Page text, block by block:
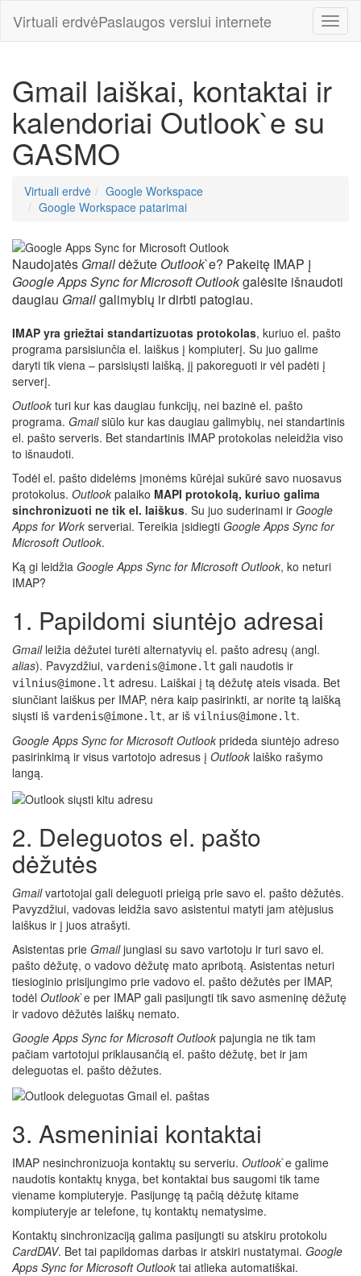
Virtuali erdvėPaslaugos verslui internete Meniu
Gmail laiškai, kontaktai ir
kalendoriai Outlook`e su
GASMO
Virtuali erdvė
Google Workspace
Google Workspace patarimai
Naudojatės Gmaildėžute Outlook`e? Pakeitę IMAP į
Google Apps Sync for Microsoft Outlookgalėsite išnaudoti
daugiau Gmailgalimybių ir dirbti patogiau.
IMAP yra griežtai standartizuotas protokolas, kuriuo el. pašto
programa parsisiunčia el. laiškus į kompiuterį. Su juo galime
daryti tik viena – parsisiųsti laišką, jį pakoreguoti ir vėl padėti į
serverį.
Outlook turi kur kas daugiau funkcijų, nei bazinė el. pašto
programa. Gmailsiūlo kur kas daugiau galimybių, nei standartinis
el. pašto serveris. Bet standartinis IMAP protokolas neleidžia viso
to išnaudoti.
Todėl el. pašto didelėms įmonėms kūrėjai sukūrė savo nuosavus
protokolus. Outlook palaiko MAPI protokolą, kuriuo galima
sinchronizuoti ne tik el. laiškus. Su juo suderinami ir Google
Apps for Work serveriai. Tereikia įsidiegti Google Apps Sync for
Microsoft Outlook.
Ką gi leidžia Google Apps Sync for Microsoft Outlook, ko neturi
IMAP?
1. Papildomi siuntėjo adresai
Gmailleižia dėžutei turėti alternatyvių el. pašto adresų (angl.
alias). Pavyzdžiui, vardenis@imone.lt gali naudotis ir
vilnius@imone.lt adresu. Laiškai į tą dėžutę ateis visada. Bet
siunčiant laiškus per IMAP, nėra kaip pasirinkti, ar norite tą laišką
siųsti iš vardenis@imone.lt, ar iš vilnius@imone.lt.
Google Apps Sync for Microsoft Outlook prideda siuntėjo adreso
pasirinkimą ir visus vartotojo adresus į Outlook laiško rašymo
langą.
2. Deleguotos el. pašto
dėžutės
Gmailvartotojai gali deleguoti prieigą prie savo el. pašto dėžutės.
Pavyzdžiui, vadovas leidžia savo asistentui matyti jam atėjusius
laiškus ir į juos atrašyti.
Asistentas prie Gmailjungiasi su savo vartotoju ir turi savo el.
pašto dėžutę, o vadovo dėžutę mato apribotą. Asistentas neturi
tiesioginio prisijungimo prie vadovo el. pašto dėžutės per IMAP,
todėl Outlook`e per IMAP gali pasijungti tik savo asmeninę dėžutę
ir vadovo dėžutės laiškų nemato.
Google Apps Sync for Microsoft Outlook pajungia ne tik tam
pačiam vartotojui priklausančią el. pašto dėžutę, bet ir jam
deleguotas el. pašto dėžutes.
3. Asmeniniai kontaktai
IMAP nesinchronizuoja kontaktų su serveriu. Outlook`e galime
naudotis kontaktų knyga, bet kontaktai bus saugomi tik tame
viename kompiuteryje. Pasijungę tą pačią dėžutę kitame
kompiuteryje ar telefone, tų kontaktų nematysime.
Kontaktų sinchronizaciją galima pasijungti su atskiru protokolu
CardDAV. Bet tai papildomas darbas ir atskiri nustatymai. Google
Apps Sync for Microsoft Outlook tai atlieka automatiškai.